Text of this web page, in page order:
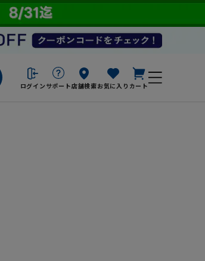
ログイン サポート店舗検索お気に入り カート